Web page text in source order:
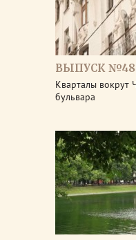
ВЫПУСК №48
Кварталы вокрут
бульвара